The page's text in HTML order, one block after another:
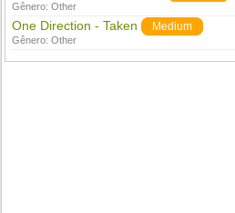
Gênero:Other
One Direction - Taken Medium
Gênero:Other